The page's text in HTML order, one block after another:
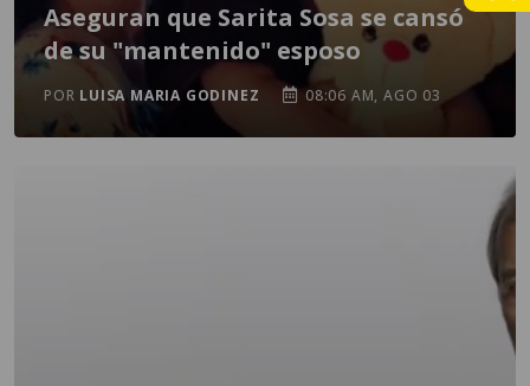
Aseguran que Sarita Sosa se cansó
de su "mantenido" esposo
POR LUISA MARIA GODINEZ 08:06 AM, AGO 03